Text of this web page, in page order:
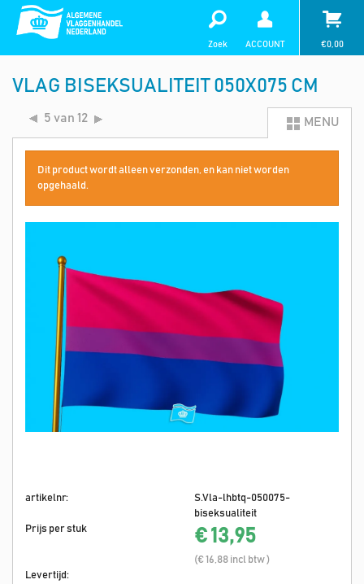
Zoek ACCOUNT €0,00
VLAG BISEKSUALITEIT 050X075 CM
5 van 12 MENU
Dit product wordt alleen verzonden, en kan niet worden
opgehaald.
artikelnr:
S.Vla-lhbtq-050075-
biseksualiteit
Prijs per stuk
€ 13,95
(€ 16,88 incl btw )
Levertijd: